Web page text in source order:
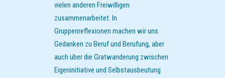
vielen anderen Freiwilligen
zusammenarbeitet. In
Gruppenreflexionen machen wir uns
Gedanken zu Beruf und Berufung, aber
auch über die Gratwanderung zwischen
Eigeninitiative und Selbstausbeutung